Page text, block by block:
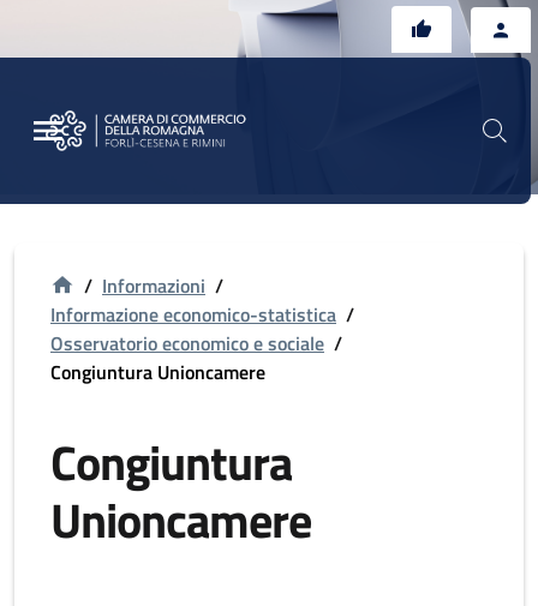
/ Informazioni /
Informazione economico-statistica /
Osservatorio economico e sociale /
Congiuntura Unioncamere
Congiuntura
Unioncamere